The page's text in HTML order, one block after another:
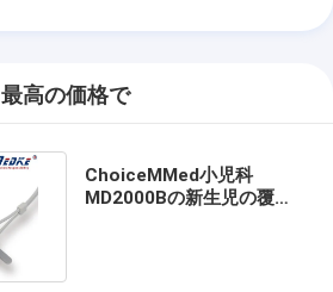
最高の価格で
ChoiceMMed小児科
MD2000Bの新生児の覆い